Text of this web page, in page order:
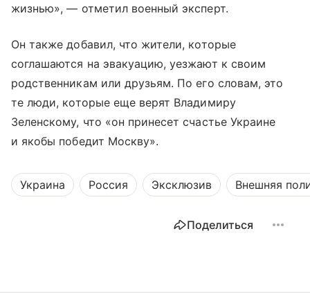
жизнью», — отметил военный эксперт.
Он также добавил, что жители, которые
соглашаются на эвакуацию, уезжают к своим
родственникам или друзьям. По его словам, это
те люди, которые еще верят Владимиру
Зеленскому, что «он принесет счастье Украине
и якобы победит Москву».
Украина Россия Эксклюзив Внешняя
Поделиться